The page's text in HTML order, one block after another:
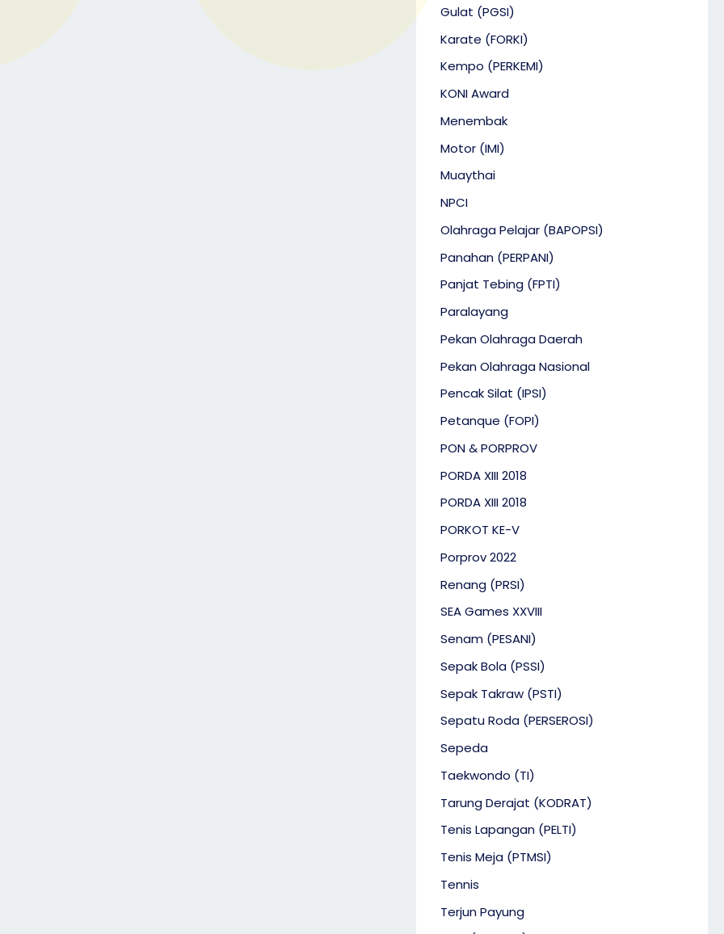
Gulat (PGSI)
Karate (FORKI)
Kempo (PERKEMI)
KONI Award
Menembak
Motor (IMI)
Muaythai
NPCI
Olahraga Pelajar (BAPOPSI)
Panahan (PERPANI)
Panjat Tebing (FPTI)
Paralayang
Pekan Olahraga Daerah
Pekan Olahraga Nasional
Pencak Silat (IPSI)
Petanque (FOPI)
PON & PORPROV
PORDA XIII 2018
PORDA XIII 2018
PORKOT KE-V
Porprov 2022
Renang (PRSI)
SEA Games XXVIII
Senam (PESANI)
Sepak Bola (PSSI)
Sepak Takraw (PSTI)
Sepatu Roda (PERSEROSI)
Sepeda
Taekwondo (TI)
Tarung Derajat (KODRAT)
Tenis Lapangan (PELTI)
Tenis Meja (PTMSI)
Tennis
Terjun Payung